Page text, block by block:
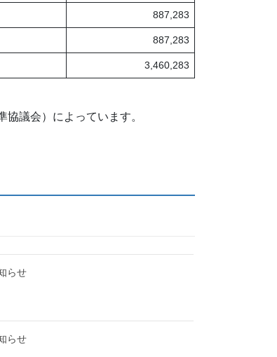
887,283
887,283
3,460,283
議会）によっています。
らせ
らせ